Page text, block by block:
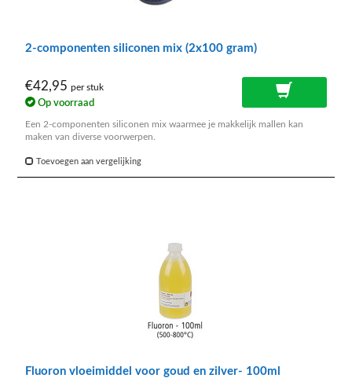
2-componenten siliconen mix (2x100 gram)
€42,95 per stuk
Op voorraad
Een 2-componenten siliconen mix waarmee je makkelijk mallen kan
maken van diverse voorwerpen.
Toevoegen aan vergelijking
Fluoron vloeimiddel voor goud en zilver- 100ml